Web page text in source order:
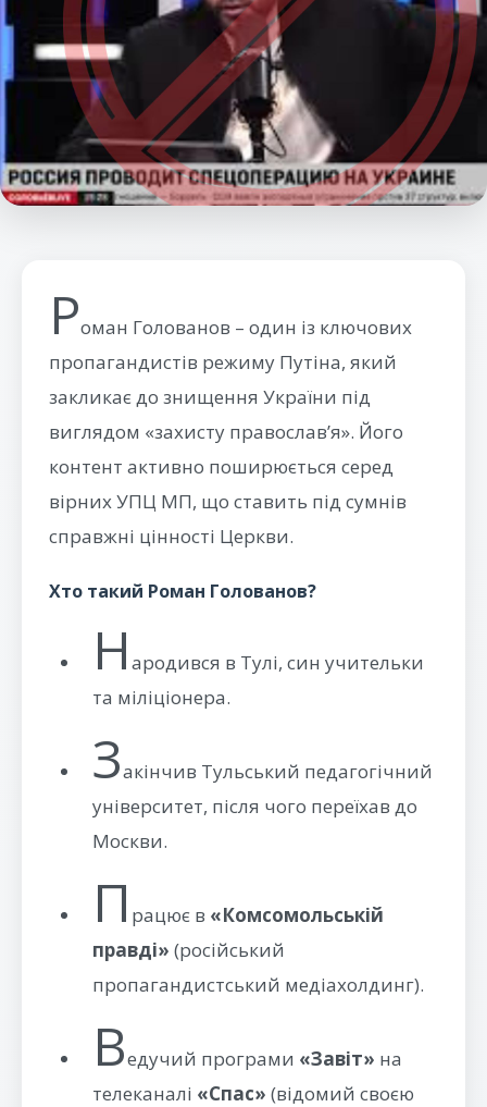
Роман Голованов – один із ключових
пропагандистів режиму Путіна, який
закликає до знищення України під
виглядом «захисту православ’я». Його
контент активно поширюється серед
вірних УПЦ МП, що ставить під сумнів
справжні цінності Церкви.
Хто такий Роман Голованов?
Н ародився в Тулі, син учительки
та міліціонера.
Закінчив Тульський педагогічний
університет, після чого переїхав до
Москви.
П рацює в «Комсомольській
правді» (російський
пропагандистський медіахолдинг).
Ведучий програми «Завіт» на
телеканалі «Спас» (відомий своєю